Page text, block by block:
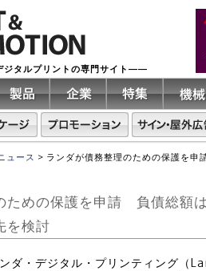
ジタルプリントの専門サイト――
ュース > ランダが債務整理のための保護を
ための保護を申請 負債総
を検討
ダ・デジタル・プリンティング（